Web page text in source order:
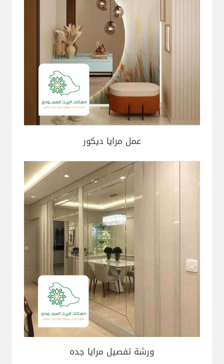
عمل مرايا ديكور
ورشة تفصيل مرايا جده